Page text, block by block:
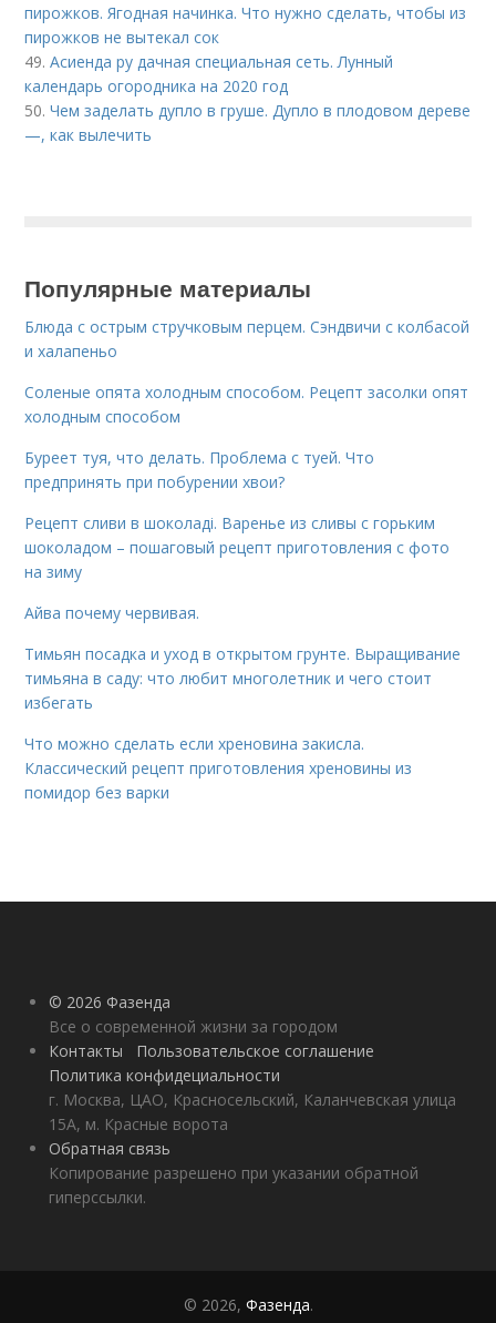
пирожков. Ягодная начинка. Что нужно сделать, чтобы из
пирожков не вытекал сок
49.Асиенда ру дачная специальная сеть. Лунный
календарь огородника на 2020 год
50.Чем заделать дупло в груше. Дупло в плодовом дереве
—, как вылечить
Популярные материалы
Блюда с острым стручковым перцем. Сэндвичи с колбасой
и халапеньо
Соленые опята холодным способом. Рецепт засолки опят
холодным способом
Буреет туя, что делать. Проблема с туей. Что
предпринять при побурении хвои?
Рецепт сливи в шоколаді. Варенье из сливы с горьким
шоколадом – пошаговый рецепт приготовления с фото
на зиму
Айва почему червивая.
Тимьян посадка и уход в открытом грунте. Выращивание
тимьяна в саду: что любит многолетник и чего стоит
избегать
Что можно сделать если хреновина закисла.
Классический рецепт приготовления хреновины из
помидор без варки
© 2026 Фазенда
Все о современной жизни за городом
Контакты
Пользовательское соглашение
Политика конфидециальности
г. Москва, ЦАО, Красносельский, Каланчевская улица
15А, м. Красные ворота
Обратная связь
Копирование разрешено при указании обратной
гиперссылки.
© 2026, Фазенда.